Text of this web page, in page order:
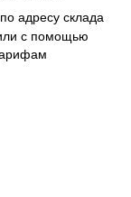
адресу склада
с помощью